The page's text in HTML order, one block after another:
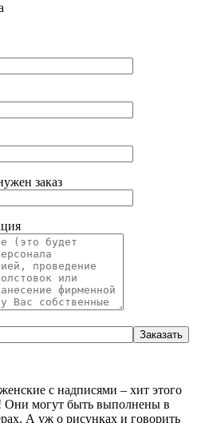
заказ
с надписями – хит этого
Они могут быть выполнены в
А уж о рисунках и говорить